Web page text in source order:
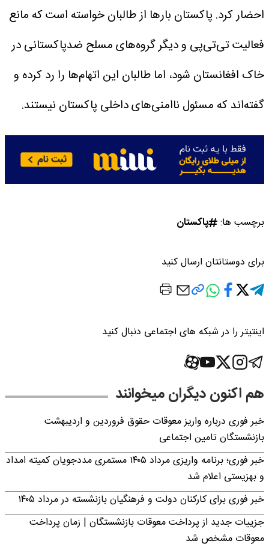
احضار کرد. پاکستان بارها از طالبان خواسته است که مانع
فعالیت تی‌تی‌پی و دیگر گروه‌های مسلح ضدپاکستانی در
خاک افغانستان شود، اما طالبان این اتهام‌ها را رد کرده و
گفته‌اند که مسئول ناامنی‌های داخلی پاکستان نیستند.
برچسب ها: پاکستان
برای دوستانتان ارسال کنید
اینتیتر را در شبکه های اجتماعی دنبال کنید
هم اکنون دیگران میخوانند
خبر فوری درباره واریز معوقات حقوق فروردین و اردیبهشت
بازنشستگان تامین اجتماعی
خبر فوری؛ برنامه واریزی مرداد ۱۴۰۵ مستمری مددجویان کمیته امداد
و بهزیستی اعلام شد
خبر فوری برای کارکنان دولت و فرهنگیان بازنشسته در مرداد ۱۴۰۵
جزییات جدید از پرداخت معوقات بازنشستگان | زمان پرداخت
معوقات مشخص شد